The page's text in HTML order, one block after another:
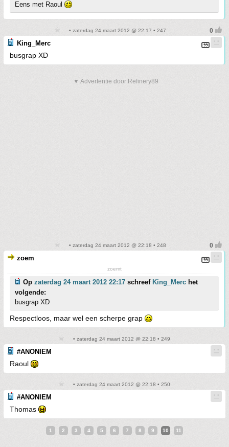
Eens met Raoul
• zaterdag 24 maart 2012 @ 22:17 • 247
King_Merc
busgrap XD
▼ Advertentie door Refinery89
• zaterdag 24 maart 2012 @ 22:18 • 248
zoem
zoemt
Op zaterdag 24 maart 2012 22:17 schreef King_Merc het
volgende:
busgrap XD
Respectloos, maar wel een scherpe grap
• zaterdag 24 maart 2012 @ 22:18 • 249
#ANONIEM
Raoul
• zaterdag 24 maart 2012 @ 22:18 • 250
#ANONIEM
Thomas
1 2 3 4 5 6 7 8 9 10 11